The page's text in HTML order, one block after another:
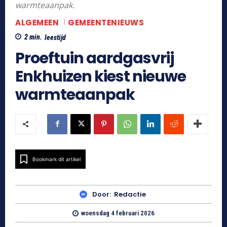
warmteaanpak.
ALGEMEEN GEMEENTENIEUWS
2min. leestijd
Proeftuin aardgasvrij
Enkhuizen kiest nieuwe
warmteaanpak
Bookmark dit artikel
Door: Redactie
woensdag 4 februari 2026